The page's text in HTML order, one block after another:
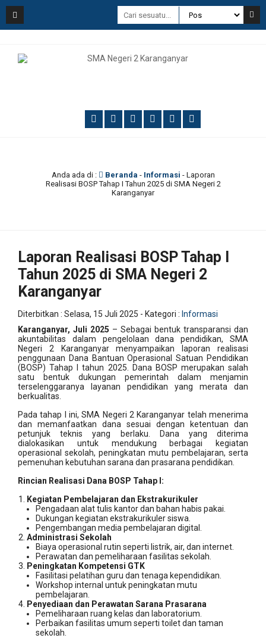
Anda ada di : Beranda - Informasi - Laporan
Realisasi BOSP Tahap I Tahun 2025 di SMA Negeri 2
Karanganyar
Laporan Realisasi BOSP Tahap I
Tahun 2025 di SMA Negeri 2
Karanganyar
Diterbitkan : Selasa, 15 Juli 2025 - Kategori : Informasi
Karanganyar, Juli 2025 – Sebagai bentuk transparansi dan
akuntabilitas dalam pengelolaan dana pendidikan, SMA
Negeri 2 Karanganyar menyampaikan laporan realisasi
penggunaan Dana Bantuan Operasional Satuan Pendidikan
(BOSP) Tahap I tahun 2025. Dana BOSP merupakan salah
satu bentuk dukungan pemerintah dalam menjamin
terselenggaranya layanan pendidikan yang merata dan
berkualitas.
Pada tahap I ini, SMA Negeri 2 Karanganyar telah menerima
dan memanfaatkan dana sesuai dengan ketentuan dan
petunjuk teknis yang berlaku. Dana yang diterima
dialokasikan untuk mendukung berbagai kegiatan
operasional sekolah, peningkatan mutu pembelajaran, serta
pemenuhan kebutuhan sarana dan prasarana pendidikan.
Rincian Realisasi Dana BOSP Tahap I:
Kegiatan Pembelajaran dan Ekstrakurikuler
Pengadaan alat tulis kantor dan bahan habis pakai.
Dukungan kegiatan ekstrakurikuler siswa.
Pengembangan media pembelajaran digital.
Administrasi Sekolah
Biaya operasional rutin seperti listrik, air, dan internet.
Perawatan dan pemeliharaan fasilitas sekolah.
Peningkatan Kompetensi GTK
Fasilitasi pelatihan guru dan tenaga kependidikan.
Workshop internal untuk peningkatan mutu
pembelajaran.
Penyediaan dan Perawatan Sarana Prasarana
Pemeliharaan ruang kelas dan laboratorium.
Perbaikan fasilitas umum seperti toilet dan taman
sekolah.